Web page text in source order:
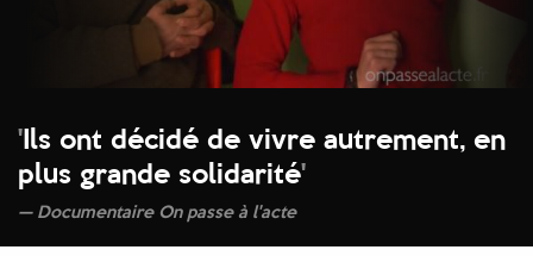
' Ils ont décidé de vivre autrement, en
plus grande solidarité'
Documentaire On passe à l'acte